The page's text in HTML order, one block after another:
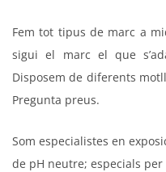
Fem tot tipus de marc a
sigui el marc el que
Disposem de diferents
Pregunta preus.
Som especialistes en
de pH neutre; especials per